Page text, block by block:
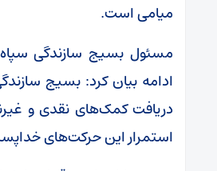
میامی است.
مسئول بسیج سازندگی سپاه
ادامه بیان کرد: بسیج
دریافت کمک‌های نقدی و
استمرار این حرکت‌های